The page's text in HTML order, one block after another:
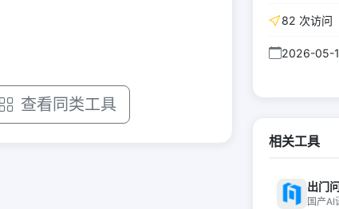
查看同类工具
82 次访问
2026-05-
相关工具
出门
国产AI